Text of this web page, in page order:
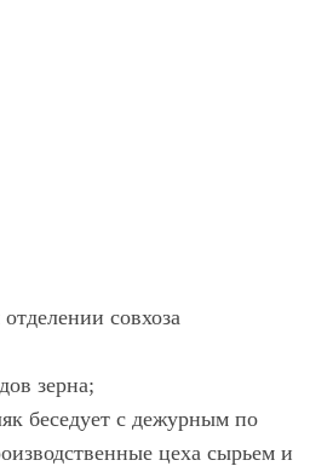
совхоза
зерна;
беседует с дежурным по
цеха сырьем и